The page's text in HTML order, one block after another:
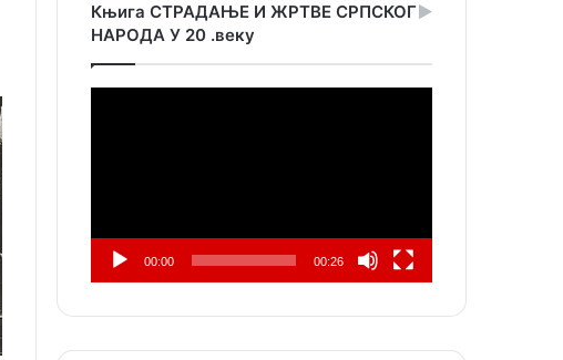
Књига СТРАДАЊЕ И ЖРТВЕ СРПСКОГ
НАРОДА У 20 .веку
00:00 00:26